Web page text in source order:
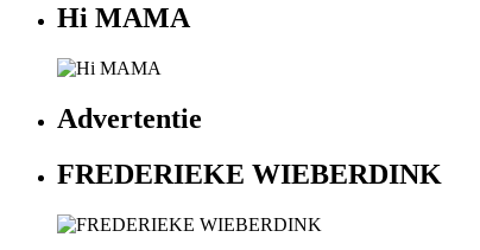
Hi MAMA
Advertentie
FREDERIEKE WIEBERDINK